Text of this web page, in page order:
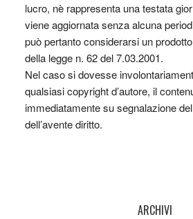
lucro, nè rappresenta una testata
viene aggiornata senza alcuna
può pertanto considerarsi un
della legge n. 62 del 7.03.2001.
Nel caso si dovesse
qualsiasi copyright d’autore, il
immediatamente su segnalazione
dell’avente diritto.
ARCHIVI